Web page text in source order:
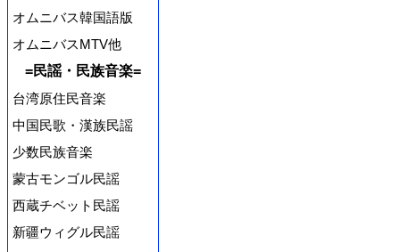
オムニバス韓国語版
オムニバスMTV他
=民謡・民族音楽=
台湾原住民音楽
中国民歌・漢族民謡
少数民族音楽
蒙古モンゴル民謡
西蔵チベット民謡
新疆ウィグル民謡